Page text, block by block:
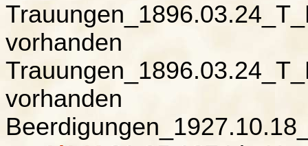
vorhanden
vorhanden